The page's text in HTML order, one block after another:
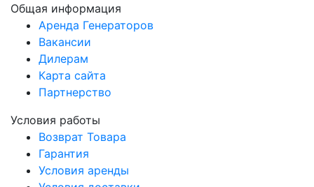
Общая информация
Аренда Генераторов
Вакансии
Дилерам
Карта сайта
Партнерство
Условия работы
Возврат Товара
Гарантия
Условия аренды